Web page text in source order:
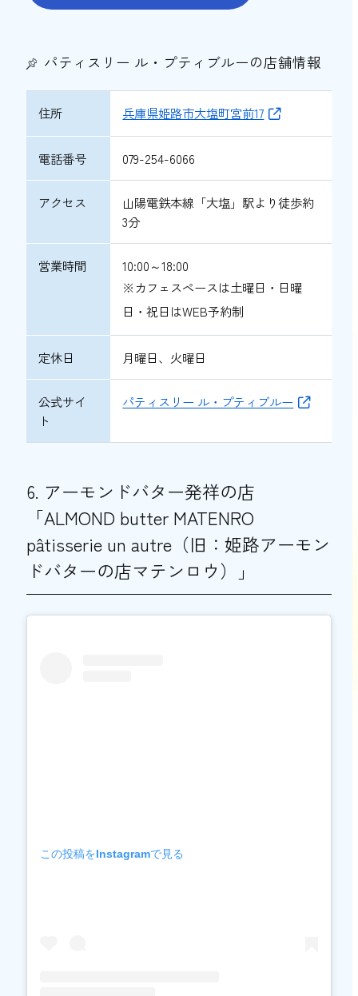
パティスリー ル・プティブルーの店舗情報
住所 兵庫県姫路市大塩町宮前17
電話番号 079-254-6066
アクセス
山陽電鉄本線「大塩」駅より徒歩約
3分
営業時間
10:00～18:00
※カフェスペースは土曜日・日曜
日・祝日はWEB予約制
定休日 月曜日、火曜日
公式サイ
ト
パティスリー ル・プティブルー
6. アーモンドバター発祥の店
「ALMOND butter MATENRO
pâtisserie un autre（旧：姫路アーモン
ドバターの店マテンロウ）」
この投稿をInstagramで見る